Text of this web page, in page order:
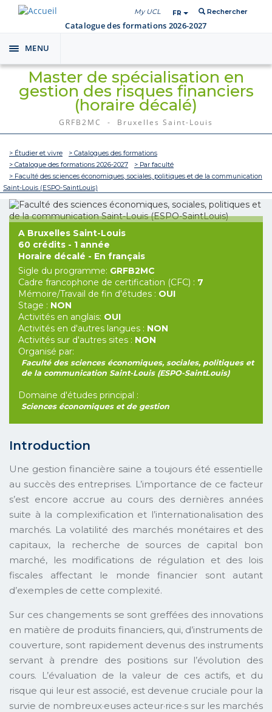
My UCL FR Rechercher
Catalogue des formations 2026-2027
Toggle
navigation
MENU
Master de spécialisation en
gestion des risques financiers
(horaire décalé)
GRFB2MC - Bruxelles Saint-Louis
> Étudier et vivre
> Catalogues des formations
> Catalogue des formations 2026-2027
> Par faculté
> Faculté des sciences économiques, sociales, politiques et de la communication
Saint-Louis (ESPO-SaintLouis)
A Bruxelles Saint-Louis
60 crédits - 1 année
Horaire décalé - En français
Sigle du programme: GRFB2MC
Cadre francophone de certification (CFC) : 7
Mémoire/Travail de fin d'études : OUI
Stage : NON
Activités en anglais: OUI
Activités en d'autres langues : NON
Activités sur d'autres sites : NON
Organisé par:
Faculté des sciences économiques, sociales, politiques et
de la communication Saint-Louis (ESPO-SaintLouis)
Domaine d'études principal :
Sciences économiques et de gestion
Introduction
Une gestion financière saine a toujours été essentielle
au succès des entreprises. L’importance de ce facteur
s’est encore accrue au cours des dernières années
suite à la complexification et l’internationalisation des
marchés. La volatilité des marchés monétaires et des
capitaux, la recherche de sources de capital bon
marché, les modifications de régulation et des lois
fiscales affectant le monde financier sont autant
d’exemples de cette complexité.
Sur ces changements se sont greffées des innovations
en matière de produits financiers, qui, d’instruments de
couverture, sont rapidement devenus des instruments
servant à prendre des positions sur l’évolution des
cours. L’évaluation de la valeur de ces actifs, et du
risque qui leur est associé, est devenue cruciale pour la
survie de nombreux·euses acteur·rice·s sur les marchés